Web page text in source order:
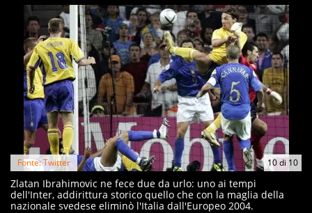
10di 10
Fonte: Twitter
Zlatan Ibrahimovic ne fece due da urlo: uno ai tempi
dell'Inter, addirittura storico quello che con la maglia della
nazionale svedese eliminò l'Italia dall'Europeo 2004.